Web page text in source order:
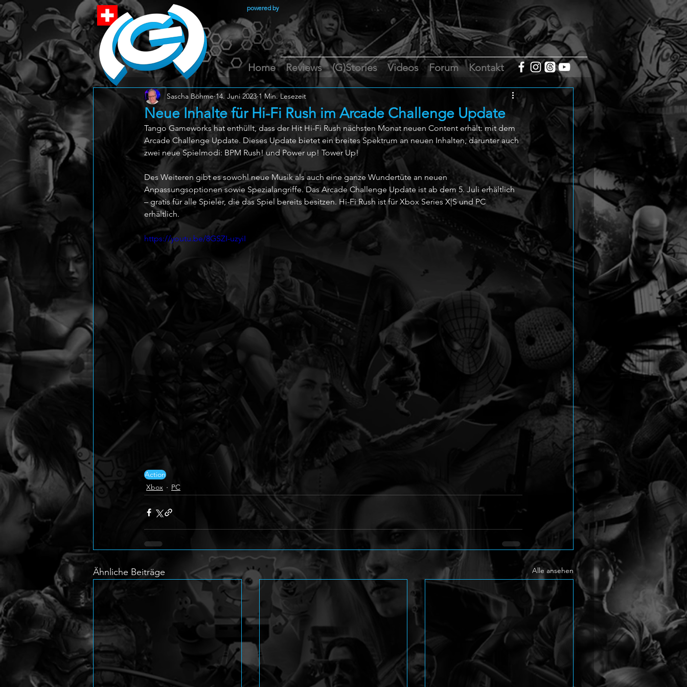
powered by
Home Reviews (G)Stories Videos Forum Kontakt
Neue Inhalte für Hi-Fi Rush im Arcade Challenge Update
Sascha Böhme 14. Juni 2023 1 Min. Lesezeit
Tango Gameworks hat enthüllt, dass der Hit Hi-Fi Rush nächsten Monat neuen Content erhält: mit dem
Arcade Challenge Update. Dieses Update bietet ein breites Spektrum an neuen Inhalten, darunter auch
zwei neue Spielmodi: BPM Rush! und Power up! Tower Up!
Des Weiteren gibt es sowohl neue Musik als auch eine ganze Wundertüte an neuen
Anpassungsoptionen sowie Spezialangriffe. Das Arcade Challenge Update ist ab dem 5. Juli erhältlich
– gratis für alle Spieler, die das Spiel bereits besitzen. Hi-Fi Rush ist für Xbox Series X|S und PC
erhältlich.
https://youtu.be/8GSZI-uzyiI
Action
Xbox
PC
Ähnliche Beiträge Alle ansehen